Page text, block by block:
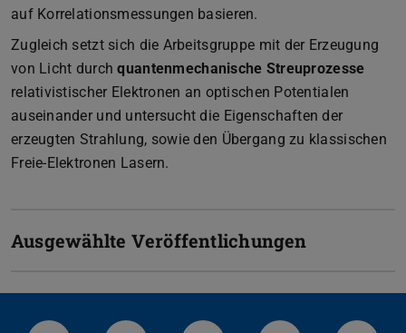
auf Korrelationsmessungen basieren.
Zugleich setzt sich die Arbeitsgruppe mit der Erzeugung
von Licht durchquantenmechanische Streuprozesse
relativistischer Elektronen an optischen Potentialen
auseinander und untersucht die Eigenschaften der
erzeugten Strahlung, sowie den Übergang zu klassischen
Freie-Elektronen Lasern.
Ausgewählte Veröffentlichungen